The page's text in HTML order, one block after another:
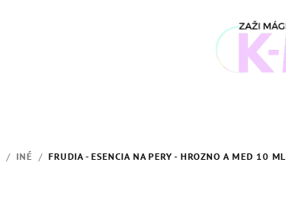
/ INÉ / FRUDIA - ESENCIA NA PERY - HROZNO A MED 10 ML